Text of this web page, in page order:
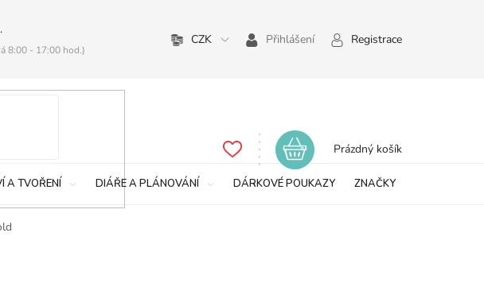
8:00 - 17:00 hod.)
CZK Přihlášení Registrace
Nákupní
Prázdný košík
A TVOŘENÍ DIÁŘE A PLÁNOVÁNÍ DÁRKOVÉ POUKAZY ZNAČKY